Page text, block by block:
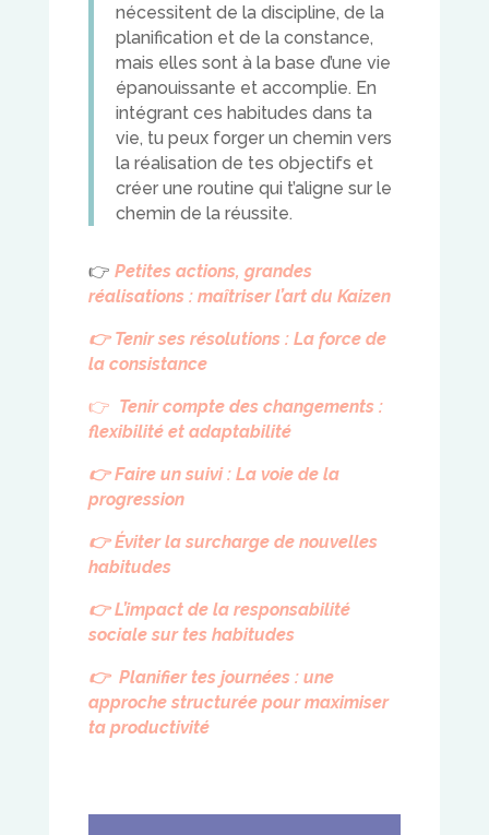
nécessitent de la discipline, de la
planification et de la constance,
mais elles sont à la base d’une vie
épanouissante et accomplie. En
intégrant ces habitudes dans ta
vie, tu peux forger un chemin vers
la réalisation de tes objectifs et
créer une routine qui t’aligne sur le
chemin de la réussite.
👉 Petites actions, grandes
réalisations : maîtriser l’art du Kaizen
👉 Tenir ses résolutions : La force de
la consistance
👉 Tenir compte des changements :
flexibilité et adaptabilité
👉Faire un suivi : La voie de la
progression
👉 Éviter la surcharge de nouvelles
habitudes
👉L’impact de la responsabilité
sociale sur tes habitudes
👉Planifier tes journées : une
approche structurée pour maximiser
ta productivité